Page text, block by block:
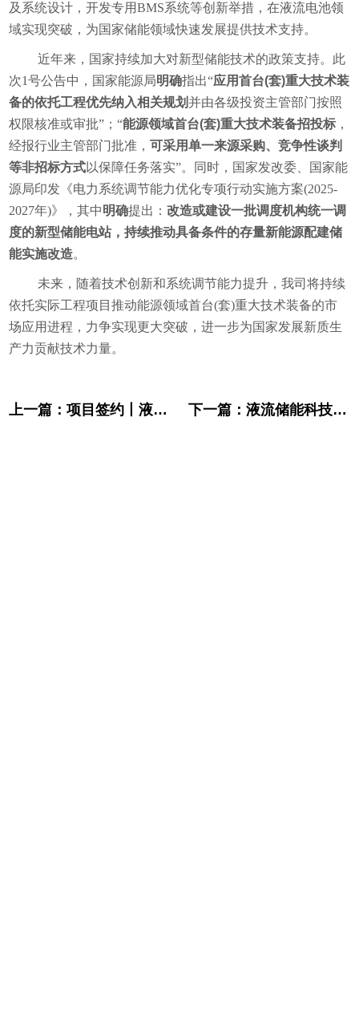
及系统设计，开发专用BMS系统等创新举措，在液流电池领
域实现突破，为国家储能领域快速发展提供技术支持。
近年来，国家持续加大对新型储能技术的政策支持。此
次1号公告中，国家能源局明确指出“应用首台(套)重大技术装
备的依托工程优先纳入相关规划 并由各级投资主管部门按照
权限核准或审批”；“能源领域首台(套)重大技术装备招投标 ，
经报行业主管部门批准，可采用单一来源采购、竞争性谈判
等非招标方式以保障任务落实”。同时，国家发改委、国家能
源局印发《电力系统调节能力优化专项行动实施方案(2025-
2027年)》，其中明确提出：改造或建设一批调度机构统一调
度的新型储能电站，持续推动具备条件的存量新能源配建储
能实施改造。
未来，随着技术创新和系统调节能力提升，我司将持续
依托实际工程项目推动能源领域首台(套)重大技术装备的市
场应用进程，力争实现更大突破，进一步为国家发展新质生
产力贡献技术力量。
上一篇：项目签约丨液流储能科技有限公司与自贡市沿滩区政府成功签署战略合作协议 下一篇：液流储能科技有限公司 中标河南省安阳市林州凤源300MW/1000MWh独立共享新型储能项目